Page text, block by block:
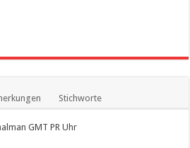
Stichworte
GMT PR Uhr